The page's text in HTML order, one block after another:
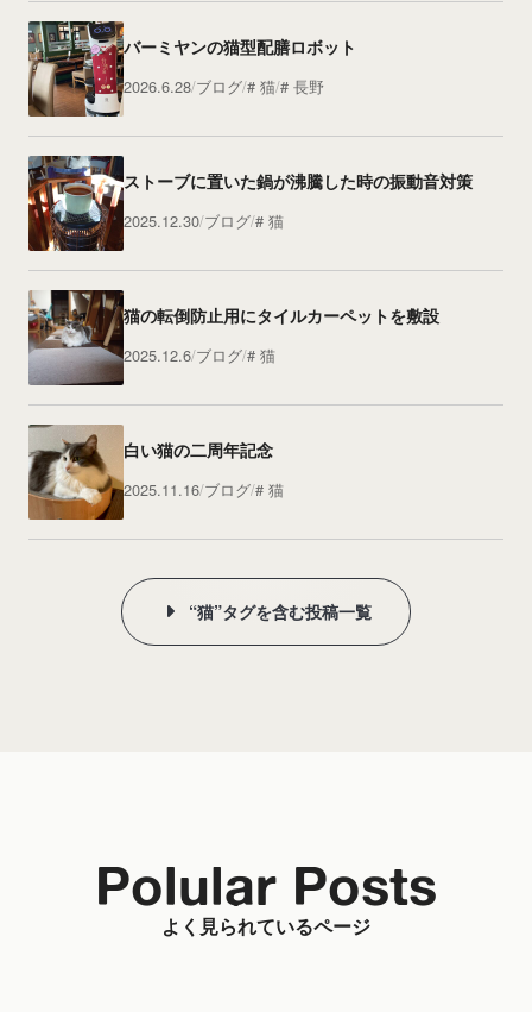
バーミヤンの猫型配膳ロボット
2026.6.28 ブログ 猫 長野
ストーブに置いた鍋が沸騰した時の振動音対策
2025.12.30 ブログ 猫
猫の転倒防止用にタイルカーペットを敷設
2025.12.6 ブログ 猫
白い猫の二周年記念
2025.11.16 ブログ 猫
“猫”タグを含む投稿一覧
よく見られているページ
Polular Posts